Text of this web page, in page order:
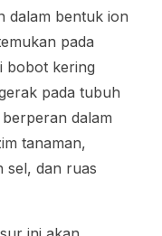
dalam bentuk ion
pada
bobot kering
pada tubuh
dalam
tanaman,
sel, dan ruas